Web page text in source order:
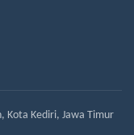
Kota Kediri, Jawa Timur